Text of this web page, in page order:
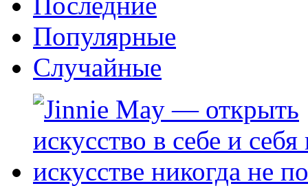
Популярные
Случайные